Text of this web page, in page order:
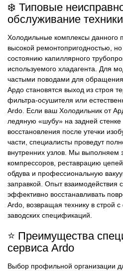
❄️ Типовые
обслуживание
Холодильные комплексы данного
высокой ремонтопригодностью,
состоянию капиллярного
используемого хладагента. Для
частыми поводами для
Ардо становятся выход из строя
фильтра-осушителя или
Ardo. Если ваш Холодильник от
ледяную «шубу» на задней стенке
восстановления после утечки
части, специалисты проведут
внутренних узлов. Мы выполняем
компрессоров, реставрацию
обдува и профессиональную
заправкой. Опыт взаимодействия
эффективно восстанавливать
Ardo, возвращая технику в строй
заводских спецификаций.
⭐ Преимущества
сервиса Ardo
Выбор профильной организации